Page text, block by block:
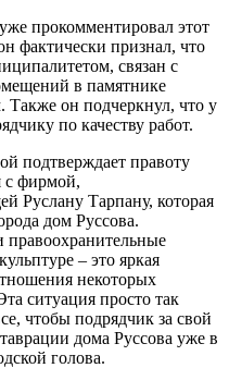
прокомментировал этот
фактически признал, что
связан с
в памятнике
Также он подчеркнул, что у
по качеству работ.
подтверждает правоту
с фирмой,
Руслану Тарпану, которая
дом Руссова.
– это яркая
некоторых
ситуация просто так
чтобы подрядчик за свой
дома Руссова уже в
голова.